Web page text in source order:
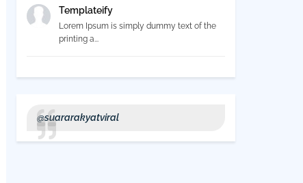
Templateify
Lorem Ipsum is simply dummy text of the
printing a...
@suararakyatviral